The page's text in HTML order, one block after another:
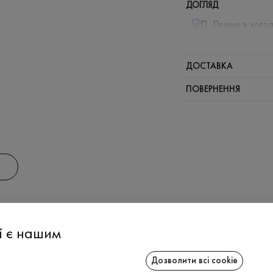
ДОГЛЯД
Прання в
Не можна
ДОСТАВКА
ПОВЕРНЕННЯ
є нашим
Дозволити всі cookie